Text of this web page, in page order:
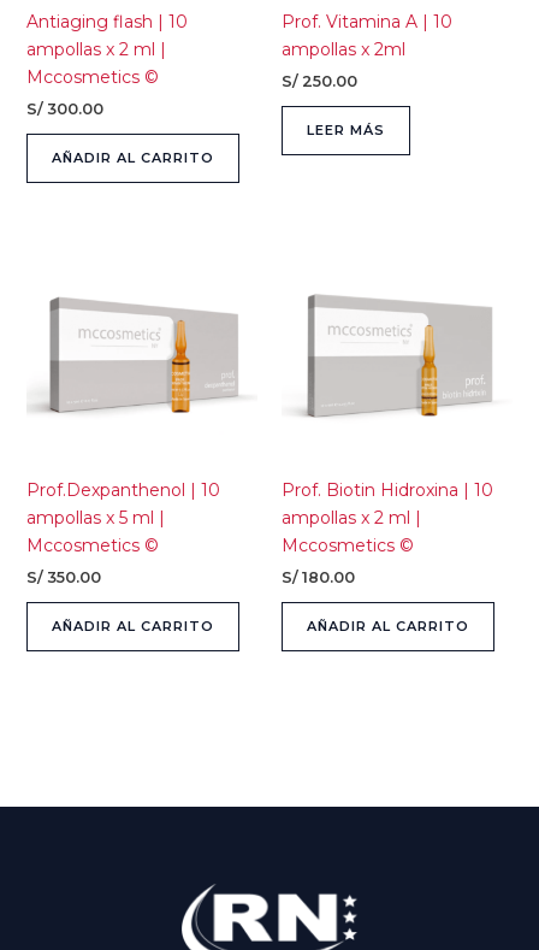
Antiaging flash | 10
ampollas x 2 ml |
Mccosmetics ©
S/300.00
AÑADIR AL CARRITO
Prof. Vitamina A | 10
ampollas x 2ml
S/ 250.00
LEER MÁS
Prof.Dexpanthenol | 10
ampollas x 5 ml |
Mccosmetics ©
S/350.00
AÑADIR AL CARRITO
Prof. Biotin Hidroxina | 10
ampollas x 2 ml |
Mccosmetics ©
S/ 180.00
AÑADIR AL CARRITO